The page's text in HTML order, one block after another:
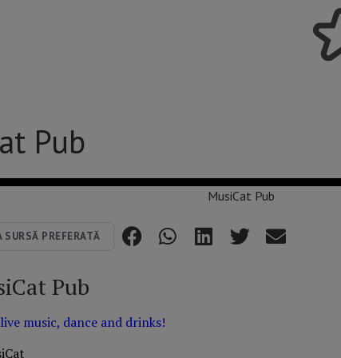
Pub
SURSĂ PREFERATĂ
Pub
music, dance and drinks!